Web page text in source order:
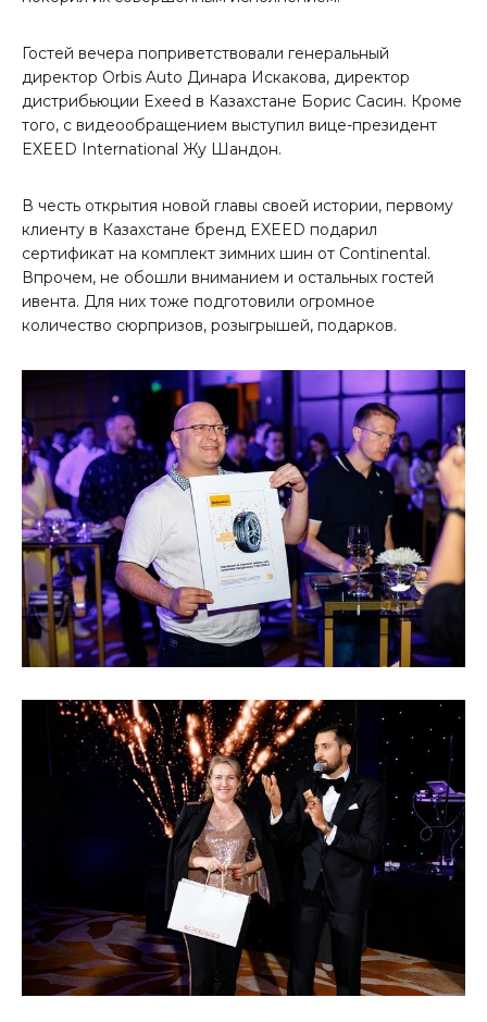
Гостей вечера поприветствовали генеральный
директор Orbis Auto Динара Искакова, директор
дистрибьюции Exeed в Казахстане Борис Сасин. Кроме
того, с видеообращением выступил вице-президент
EXEED International Жу Шандон.
В честь открытия новой главы своей истории, первому
клиенту в Казахстане бренд EXEED подарил
сертификат на комплект зимних шин от Continental.
Впрочем, не обошли вниманием и остальных гостей
ивента. Для них тоже подготовили огромное
количество сюрпризов, розыгрышей, подарков.